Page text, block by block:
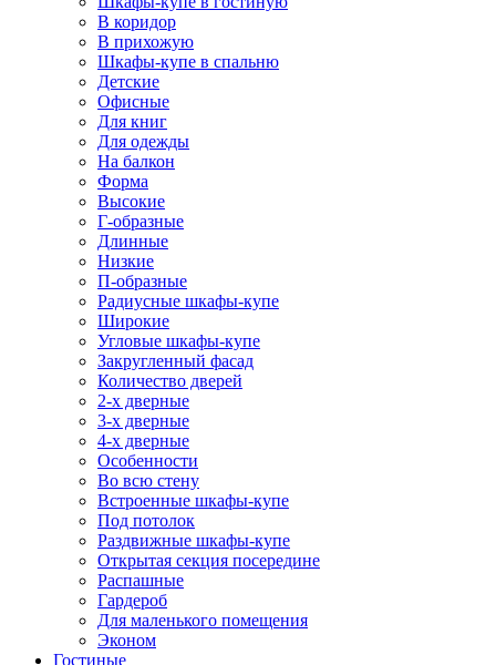
В коридор
В прихожую
Шкафы-купе в спальню
Детские
Офисные
Для книг
Для одежды
На балкон
Форма
Высокие
Г-образные
Длинные
Низкие
П-образные
Радиусные шкафы-купе
Широкие
Угловые шкафы-купе
Закругленный фасад
Количество дверей
2-х дверные
3-х дверные
4-х дверные
Особенности
Во всю стену
Встроенные шкафы-купе
Под потолок
Раздвижные шкафы-купе
Открытая секция посередине
Распашные
Гардероб
Для маленького помещения
Эконом
Гостиные